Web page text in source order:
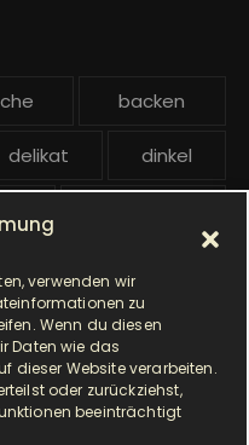
verwenden wir
zu
Wenn du diesen
Daten wie das
dieser Website verarbeiten.
oder zurückziehst,
beeinträchtigt
backen
delikat dinkel
Hefeteig
HP 5031
kochen